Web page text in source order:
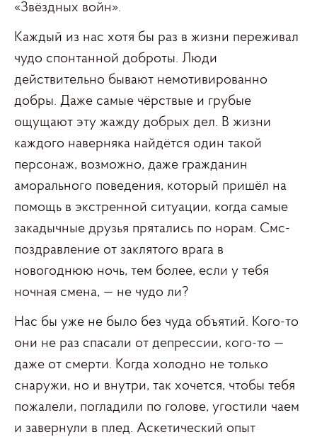
«Звёздных войн».
Каждый из нас хотя бы раз в жизни переживал
чудо спонтанной доброты. Люди
действительно бывают немотивированно
добры. Даже самые чёрствые и грубые
ощущают эту жажду добрых дел. В жизни
каждого наверняка найдётся один такой
персонаж, возможно, даже гражданин
аморального поведения, который пришёл на
помощь в экстренной ситуации, когда самые
закадычные друзья прятались по норам. Смс-
поздравление от заклятого врага в
новогоднюю ночь, тем более, если у тебя
ночная смена, — не чудо ли?
Нас бы уже не было без чуда объятий. Кого-то
они не раз спасали от депрессии, кого-то —
даже от смерти. Когда холодно не только
снаружи, но и внутри, так хочется, чтобы тебя
пожалели, погладили по голове, угостили чаем
и завернули в плед. Аскетический опыт